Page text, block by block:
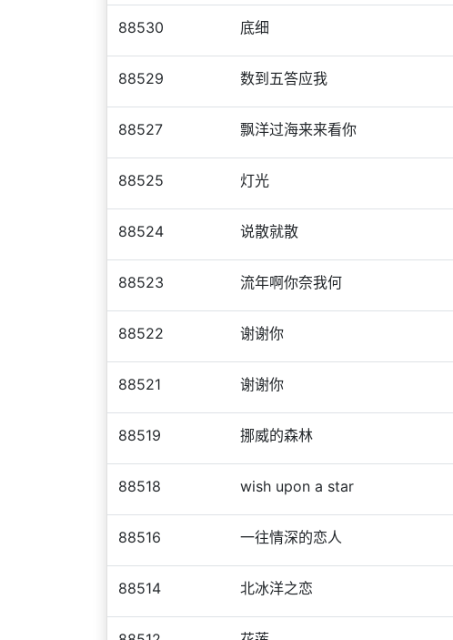
88530 底细
88529 数到五答应我
88527 飘洋过海来来看你
88525 灯光
88524 说散就散
88523 流年啊你奈我何
88522 谢谢你
88521 谢谢你
88519 挪威的森林
88518 wish upon a star
88516 一往情深的恋人
88514 北冰洋之恋